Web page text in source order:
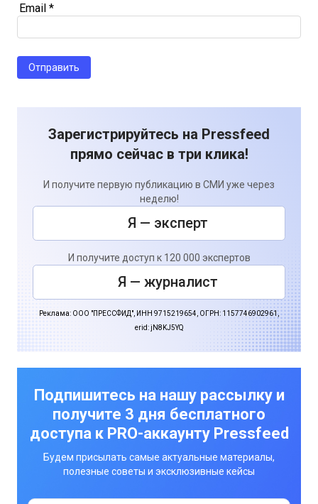
Email *
Зарегистрируйтесь на Pressfeed
прямо сейчас в три клика!
И получите первую публикацию в СМИ уже через
неделю!
Я — эксперт
И получите доступ к 120 000 экспертов
Я — журналист
Реклама: ООО "ПРЕССФИД", ИНН 9715219654, ОГРН: 1157746902961,
erid: jN8KJ5YQ
Подпишитесь на нашу рассылку и
получите 3 дня бесплатного
доступа к PRO-аккаунту Pressfeed
Будем присылать самые актуальные материалы,
полезные советы и эксклюзивные кейсы